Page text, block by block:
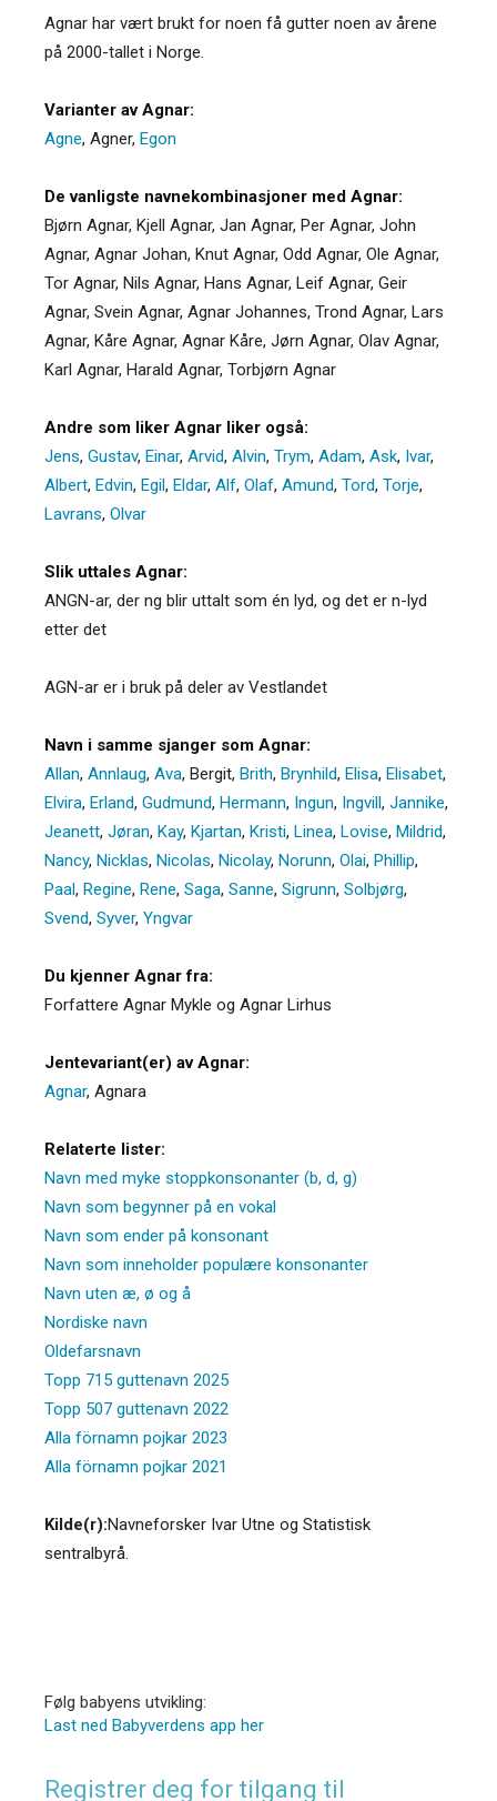
Agnar har vært brukt for noen få gutter noen av årene
på 2000-tallet i Norge.
Varianter av Agnar:
Agne, Agner, Egon
De vanligste navnekombinasjoner med Agnar:
Bjørn Agnar, Kjell Agnar, Jan Agnar, Per Agnar, John
Agnar, Agnar Johan, Knut Agnar, Odd Agnar, Ole Agnar,
Tor Agnar, Nils Agnar, Hans Agnar, Leif Agnar, Geir
Agnar, Svein Agnar, Agnar Johannes, Trond Agnar, Lars
Agnar, Kåre Agnar, Agnar Kåre, Jørn Agnar, Olav Agnar,
Karl Agnar, Harald Agnar, Torbjørn Agnar
Andre som liker Agnar liker også:
Jens, Gustav, Einar, Arvid, Alvin, Trym, Adam, Ask, Ivar,
Albert, Edvin, Egil, Eldar, Alf, Olaf, Amund, Tord, Torje,
Lavrans, Olvar
Slik uttales Agnar:
ANGN-ar, der ng blir uttalt som én lyd, og det er n-lyd
etter det
AGN-ar er i bruk på deler av Vestlandet
Navn i samme sjanger som Agnar:
Allan, Annlaug, Ava, Bergit, Brith, Brynhild, Elisa, Elisabet,
Elvira, Erland, Gudmund, Hermann, Ingun, Ingvill, Jannike,
Jeanett, Jøran, Kay, Kjartan, Kristi, Linea, Lovise, Mildrid,
Nancy, Nicklas, Nicolas, Nicolay, Norunn, Olai, Phillip,
Paal, Regine, Rene, Saga, Sanne, Sigrunn, Solbjørg,
Svend, Syver, Yngvar
Du kjenner Agnar fra:
Forfattere Agnar Mykle og Agnar Lirhus
Jentevariant(er) av Agnar:
Agnar, Agnara
Relaterte lister:
Navn med myke stoppkonsonanter (b, d, g)
Navn som begynner på en vokal
Navn som ender på konsonant
Navn som inneholder populære konsonanter
Navn uten æ, ø og å
Nordiske navn
Oldefarsnavn
Topp 715 guttenavn 2025
Topp 507 guttenavn 2022
Alla förnamn pojkar 2023
Alla förnamn pojkar 2021
Kilde(r):Navneforsker Ivar Utne og Statistisk
sentralbyrå.
Følg babyens utvikling:
Last ned Babyverdens app her
Registrer deg for tilgang til